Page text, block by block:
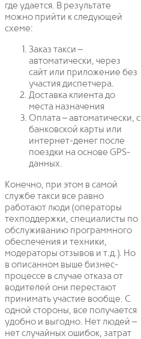
где удается. В результате
можно прийти к следующей
схеме:
Заказ такси –
автоматически, через
сайт или приложение без
участия диспетчера.
Доставка клиента до
места назначения
Оплата – автоматически, с
банковской карты или
интернет-денег после
поездки на основе GPS-
данных.
Конечно, при этом в самой
службе такси все равно
работают люди (операторы
техподдержки, специалисты по
обслуживанию программного
обеспечения и техники,
модераторы отзывов и т.д.). Но
в описанном выше бизнес-
процессе в случае отказа от
водителей они перестают
принимать участие вообще. С
одной стороны, все получается
удобно и выгодно. Нет людей –
нет случайных ошибок, затрат